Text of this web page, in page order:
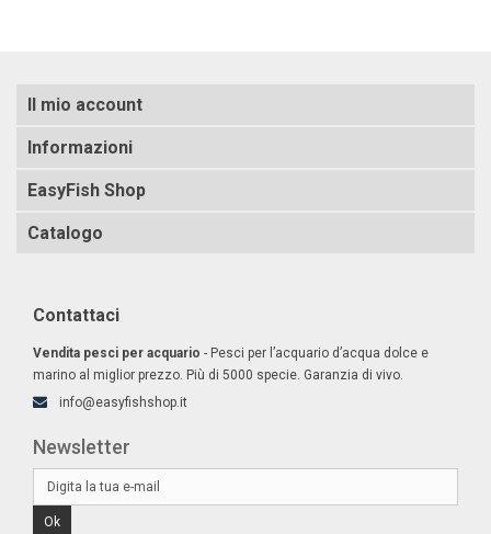
Il mio account
Informazioni
EasyFish Shop
Catalogo
Contattaci
Vendita pesci per acquario - Pesci per l’acquario d’acqua dolce e
marino al miglior prezzo. Più di 5000 specie. Garanzia di vivo.
info@easyfishshop.it
Newsletter
Ok